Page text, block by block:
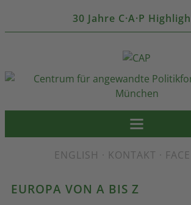
30 Jahre C·A·P
ENGLISH · KONTAKT ·
EUROPA VON A BIS Z